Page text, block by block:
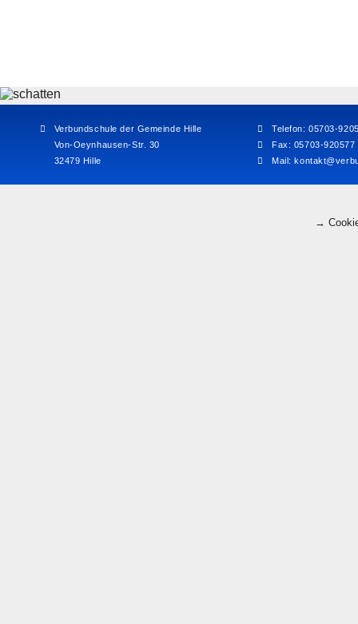
Verbundschule der Gemeinde Hille
Von-Oeynhausen-Str. 30
32479 Hille
Telefon: 05703-
Fax: 05703-920577
Mail:
→